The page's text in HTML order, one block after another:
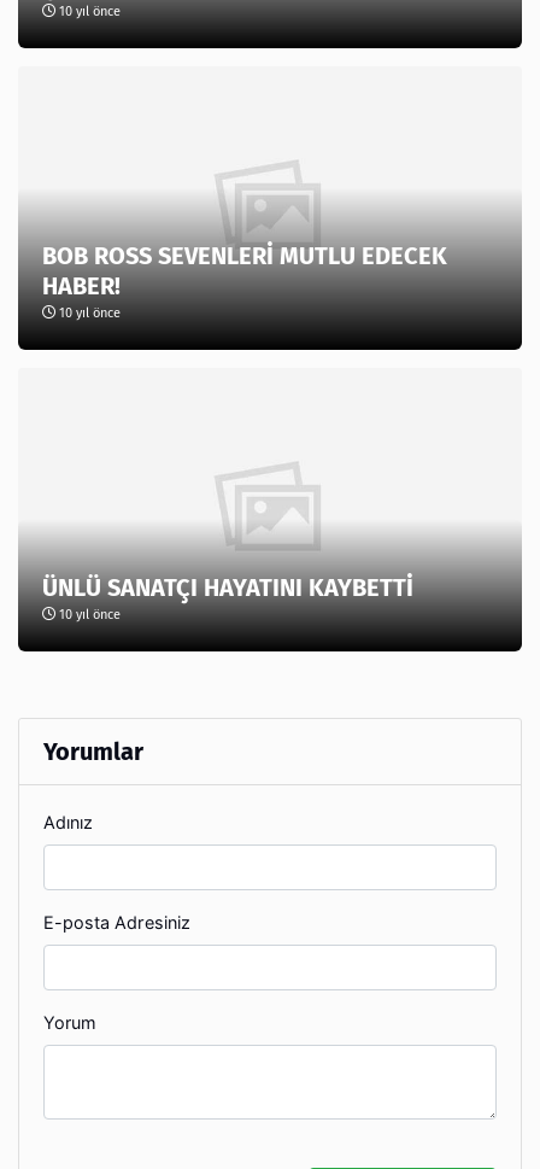
10 yıl önce
BOB ROSS SEVENLERİ MUTLU EDECEK
HABER!
10 yıl önce
ÜNLÜ SANATÇI HAYATINI KAYBETTİ
10 yıl önce
Yorumlar
Adınız
E-posta Adresiniz
Yorum